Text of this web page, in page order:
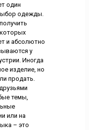
один
одежды.
и абсолютно
у
Иногда
изделие, но
продать.
темы,
или на
– это